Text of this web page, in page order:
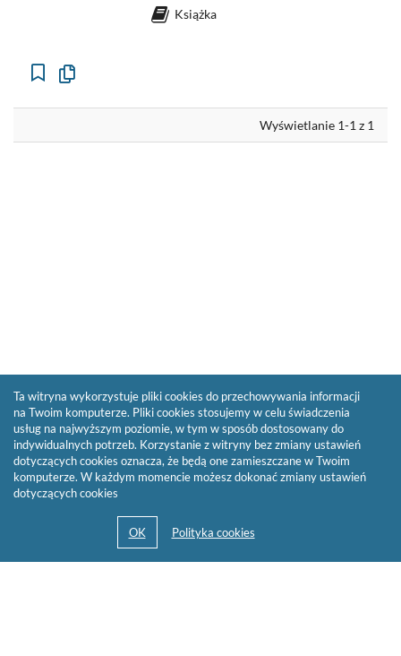
Książka
Kopiuj
Wyświetlanie 1-1 z 1
Ta witryna wykorzystuje pliki cookies do przechowywania informacji
na Twoim komputerze. Pliki cookies stosujemy w celu świadczenia
usług na najwyższym poziomie, w tym w sposób dostosowany do
indywidualnych potrzeb. Korzystanie z witryny bez zmiany ustawień
dotyczących cookies oznacza, że będą one zamieszczane w Twoim
komputerze. W każdym momencie możesz dokonać zmiany ustawień
dotyczących cookies